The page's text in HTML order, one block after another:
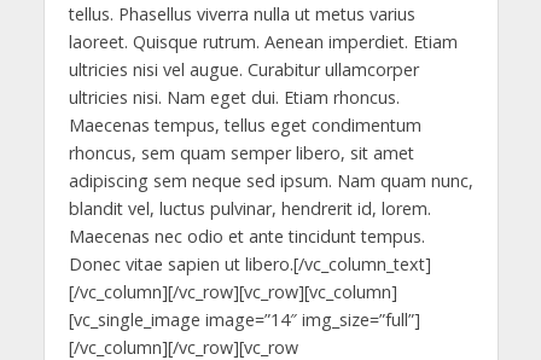
tellus. Phasellus viverra nulla ut metus varius
laoreet. Quisque rutrum. Aenean imperdiet. Etiam
ultricies nisi vel augue. Curabitur ullamcorper
ultricies nisi. Nam eget dui. Etiam rhoncus.
Maecenas tempus, tellus eget condimentum
rhoncus, sem quam semper libero, sit amet
adipiscing sem neque sed ipsum. Nam quam nunc,
blandit vel, luctus pulvinar, hendrerit id, lorem.
Maecenas nec odio et ante tincidunt tempus.
Donec vitae sapien ut libero.[/vc_column_text]
[/vc_column][/vc_row][vc_row][vc_column]
[vc_single_image image=”14″ img_size=”full”]
[/vc_column][/vc_row][vc_row